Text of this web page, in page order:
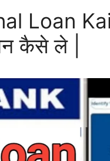
Loan
कैसे ले |